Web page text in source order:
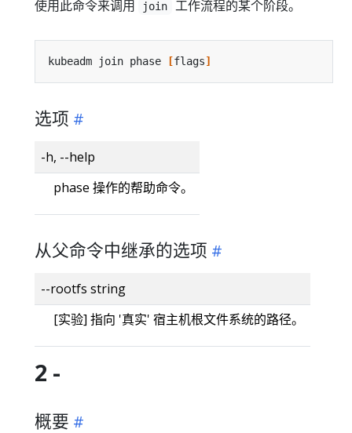
使用此命令来调用 join 工作流程的某个阶段。
kubeadm join phase [flags]
选项
-h, --help
phase 操作的帮助命令。
从父命令中继承的选项
--rootfs string
[实验] 指向 '真实' 宿主机根文件系统的路径。
2 -
概要